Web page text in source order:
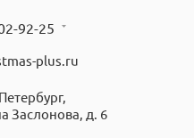
92-25
plus.ru
Заслонова, д. 6